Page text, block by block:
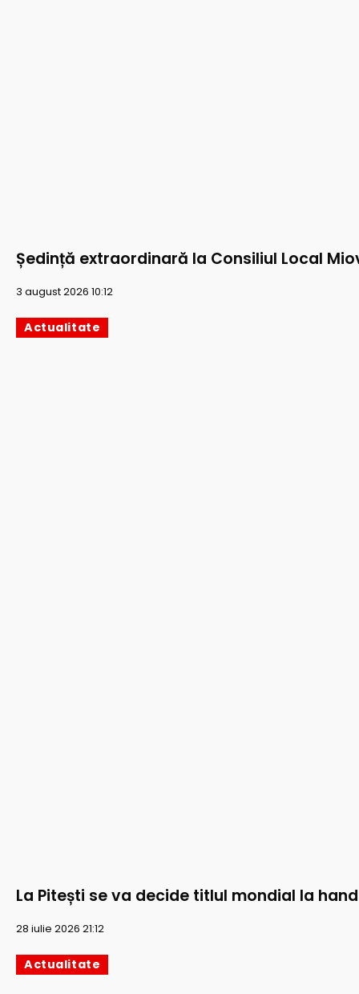
Ședință extraordinară la Consiliul Local
3 august 2026 10:12
Actualitate
La Pitești se va decide titlul mondial la
28 iulie 2026 21:12
Actualitate